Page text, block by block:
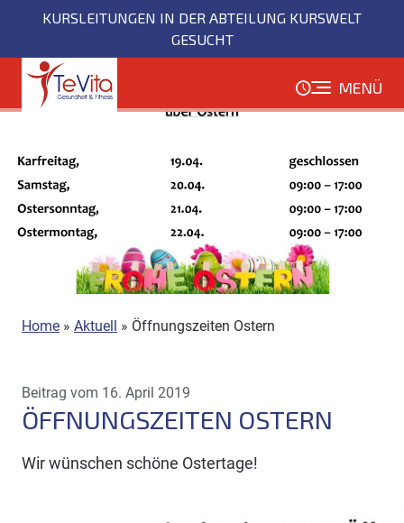
Inhalt
KURSLEITUNGEN IN DER ABTEILUNG KURSWELT
GESUCHT
MENÜ
Home » Aktuell » Öffnungszeiten Ostern
Beitrag vom 16. April 2019
ÖFFNUNGSZEITEN OSTERN
Wir wünschen schöne Ostertage!